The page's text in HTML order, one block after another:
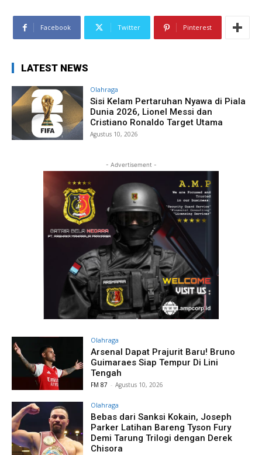
Facebook Twitter Pinterest
LATEST NEWS
Olahraga
Sisi Kelam Pertaruhan Nyawa di Piala
Dunia 2026, Lionel Messi dan
Cristiano Ronaldo Target Utama
Agustus 10, 2026
- Advertisement -
Olahraga
Arsenal Dapat Prajurit Baru! Bruno
Guimaraes Siap Tempur Di Lini
Tengah
FM 87 - Agustus 10, 2026
Olahraga
Bebas dari Sanksi Kokain, Joseph
Parker Latihan Bareng Tyson Fury
Demi Tarung Trilogi dengan Derek
Chisora